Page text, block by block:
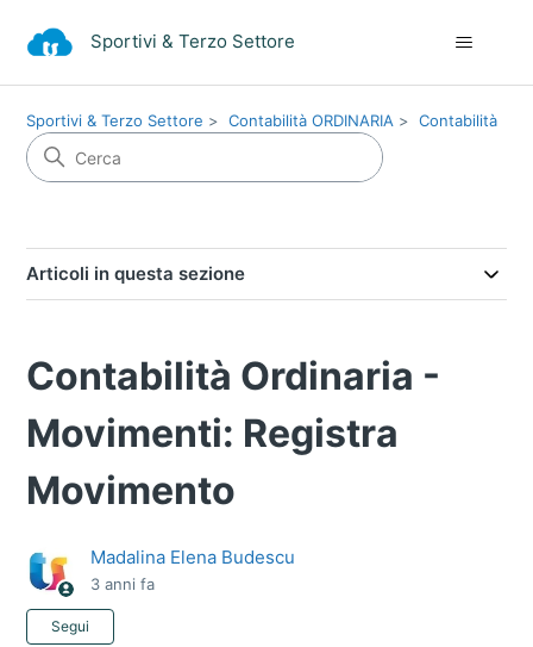
Sportivi & Terzo Settore
Sportivi & Terzo Settore Contabilità ORDINARIA Contabilità
Articoli in questa sezione
Contabilità Ordinaria -
Movimenti: Registra
Movimento
Madalina Elena Budescu
3 anni fa
Segui